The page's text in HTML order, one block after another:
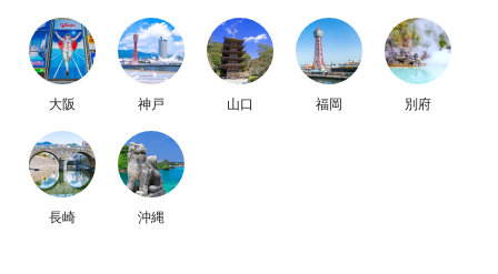
大阪 神戸 山口 福岡 別府
長崎 沖縄